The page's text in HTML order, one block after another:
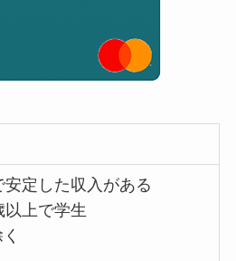
安定した収入がある
以上で学生